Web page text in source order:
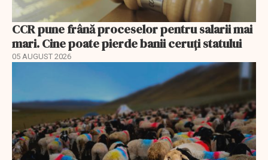
CCR pune frână proceselor pentru salarii mai
mari. Cine poate pierde banii ceruți statului
05 AUGUST 2026